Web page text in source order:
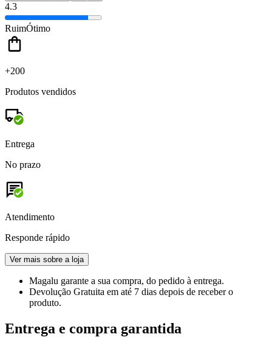
4.3
RuimÓtimo
+200
Produtos vendidos
Entrega
No prazo
Atendimento
Responde rápido
Ver mais sobre a loja
Magalu garante a sua compra, do pedido à entrega.
Devolução Gratuita em até 7 dias depois de receber o
produto.
Entrega e compra garantida